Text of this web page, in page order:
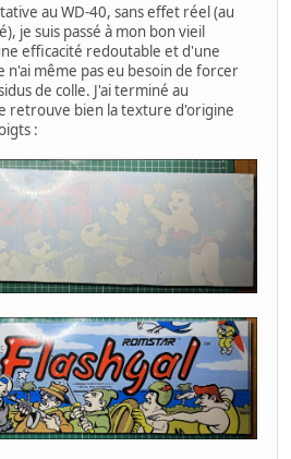
au WD-40, sans effet réel (au
je suis passé à mon bon vieil
efficacité redoutable et d'une
n'ai même pas eu besoin de forcer
de colle. J'ai terminé au
retrouve bien la texture d'origine
: